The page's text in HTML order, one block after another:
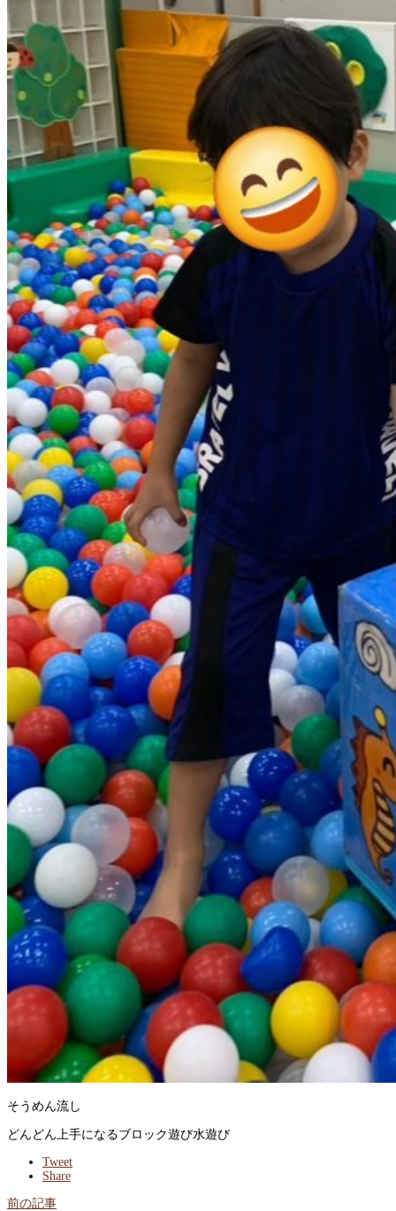
そうめん流し
どんどん上手になるブロック遊び水遊び
Tweet
Share
前の記事